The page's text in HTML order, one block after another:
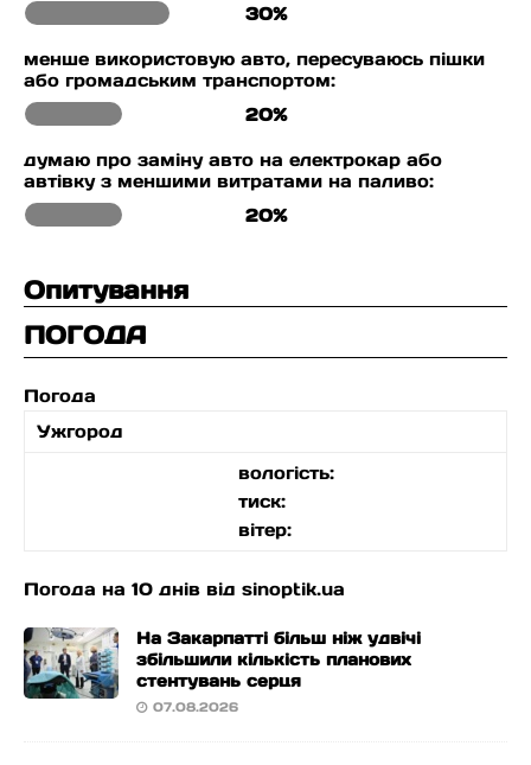
30%
менше використовую авто, пересуваюсь пішки
або громадським транспортом:
20%
думаю про заміну авто на електрокар або
автівку з меншими витратами на паливо:
20%
Опитування
ПОГОДА
Погода
Ужгород
вологість:
тиск:
вітер:
Погода на 10 днів від sinoptik.ua
На Закарпатті більш ніж удвічі
збільшили кількість планових
стентувань серця
07.08.2026